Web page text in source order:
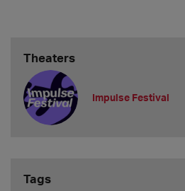
Theaters
Impulse Festival
Tags